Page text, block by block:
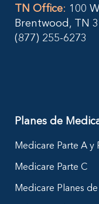
TN Office: 100
Brentwood, TN
(877) 255-6273
Planes de
Medicare Parte A y
Medicare Parte C
Medicare Planes